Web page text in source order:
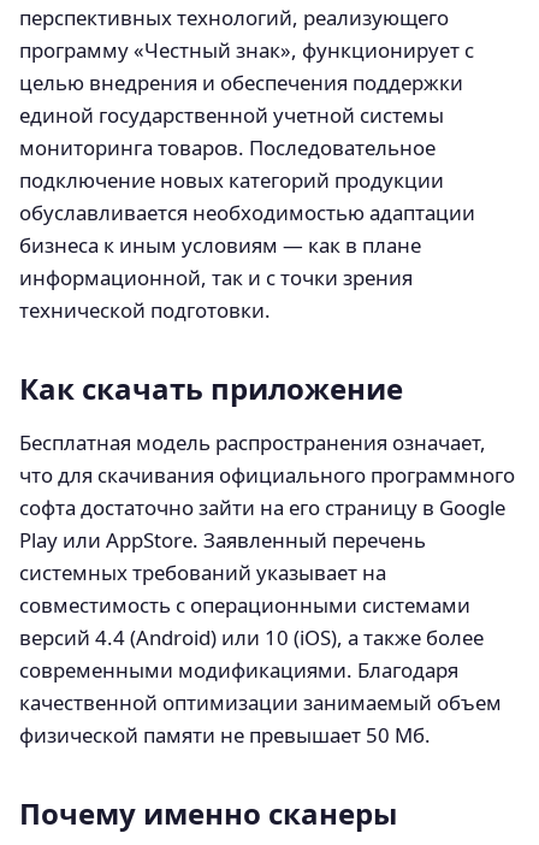
перспективных технологий, реализующего
программу «Честный знак», функционирует с
целью внедрения и обеспечения поддержки
единой государственной учетной системы
мониторинга товаров. Последовательное
подключение новых категорий продукции
обуславливается необходимостью адаптации
бизнеса к иным условиям — как в плане
информационной, так и с точки зрения
технической подготовки.
Как скачать приложение
Бесплатная модель распространения означает,
что для скачивания официального программного
софта достаточно зайти на его страницу в Google
Play или AppStore. Заявленный перечень
системных требований указывает на
совместимость с операционными системами
версий 4.4 (Android) или 10 (iOS), а также более
современными модификациями. Благодаря
качественной оптимизации занимаемый объем
физической памяти не превышает 50 Мб.
Почему именно сканеры